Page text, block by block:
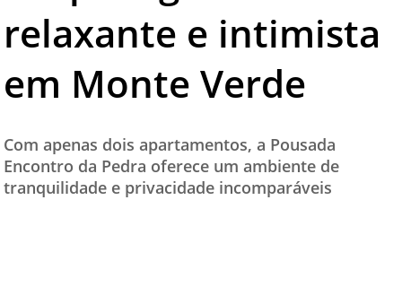
TESTADO E APROVADO
PARCEIROS
CONTATO
relaxante e intimista
em Monte Verde
Com apenas dois apartamentos, a Pousada
Encontro da Pedra oferece um ambiente de
tranquilidade e privacidade incomparáveis